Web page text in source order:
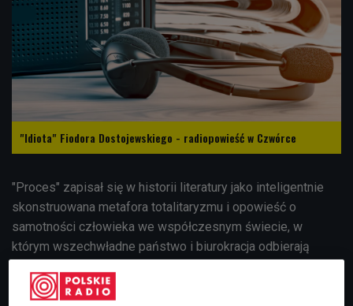
"Idiota" Fiodora Dostojewskiego - radiopowieść w Czwórce
"Proces" zapisał się w historii literatury jako inteligentnie
skonstruowana metafora totalitaryzmu i opowieść o
samotności człowieka we współczesnym świecie, w
którym wszechwładne państwo i biurokracja odbierają
POSŁUCHAJ WIĘCEJ